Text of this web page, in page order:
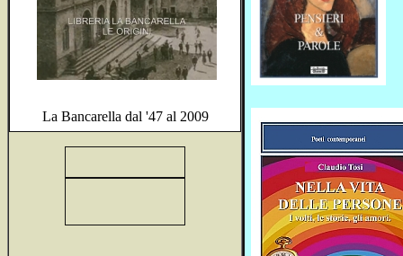
La Bancarella dal '47 al 2009